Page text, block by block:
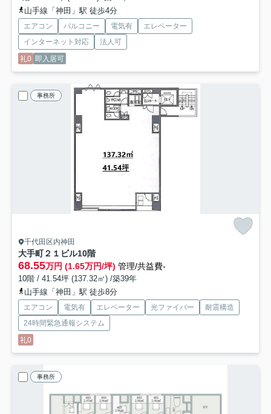
山手線「神田」駅 徒歩4分
エアコン バルコニー 電気有
エレベーター
インターネット対応
法人可
礼0 即入居可
事務所
千代田区内神田
大手町２１ビル10階
68.55万円 (1.65万円/坪) 管理/共益費-
10階 / 41.54坪 (137.32㎡) /築39年
山手線「神田」駅 徒歩8分
エアコン 電気有 エレベーター 光ファイバー
耐震構造
24時間緊急通報システム
礼0
事務所